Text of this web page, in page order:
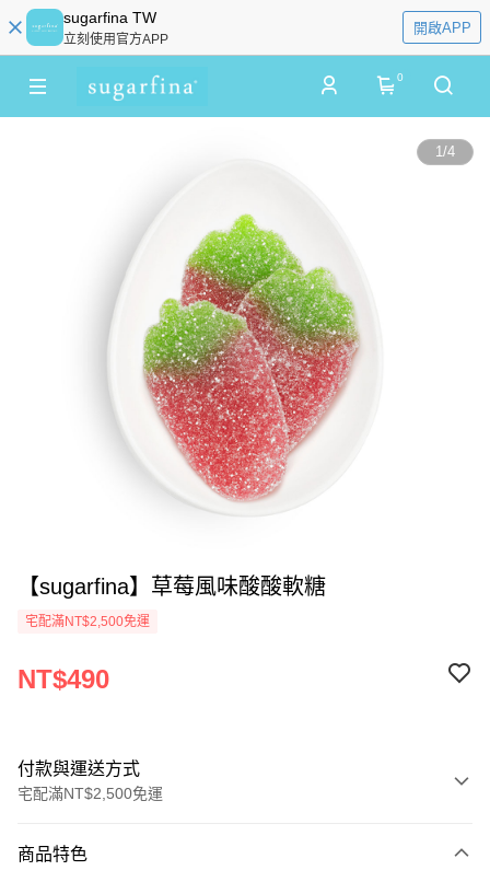
sugarfina TW
立刻使用官方APP
開啟APP
0
1/4
【sugarfina】草莓風味酸酸軟糖
宅配滿NT$2,500免運
NT$490
付款與運送方式
宅配滿NT$2,500免運
信用卡一次付款
商品特色